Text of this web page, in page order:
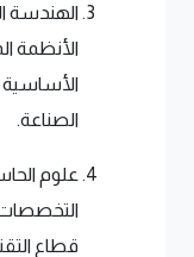
الهندسة
الأنظمة
الصناعة.
علوم
التخصصات
قطاع